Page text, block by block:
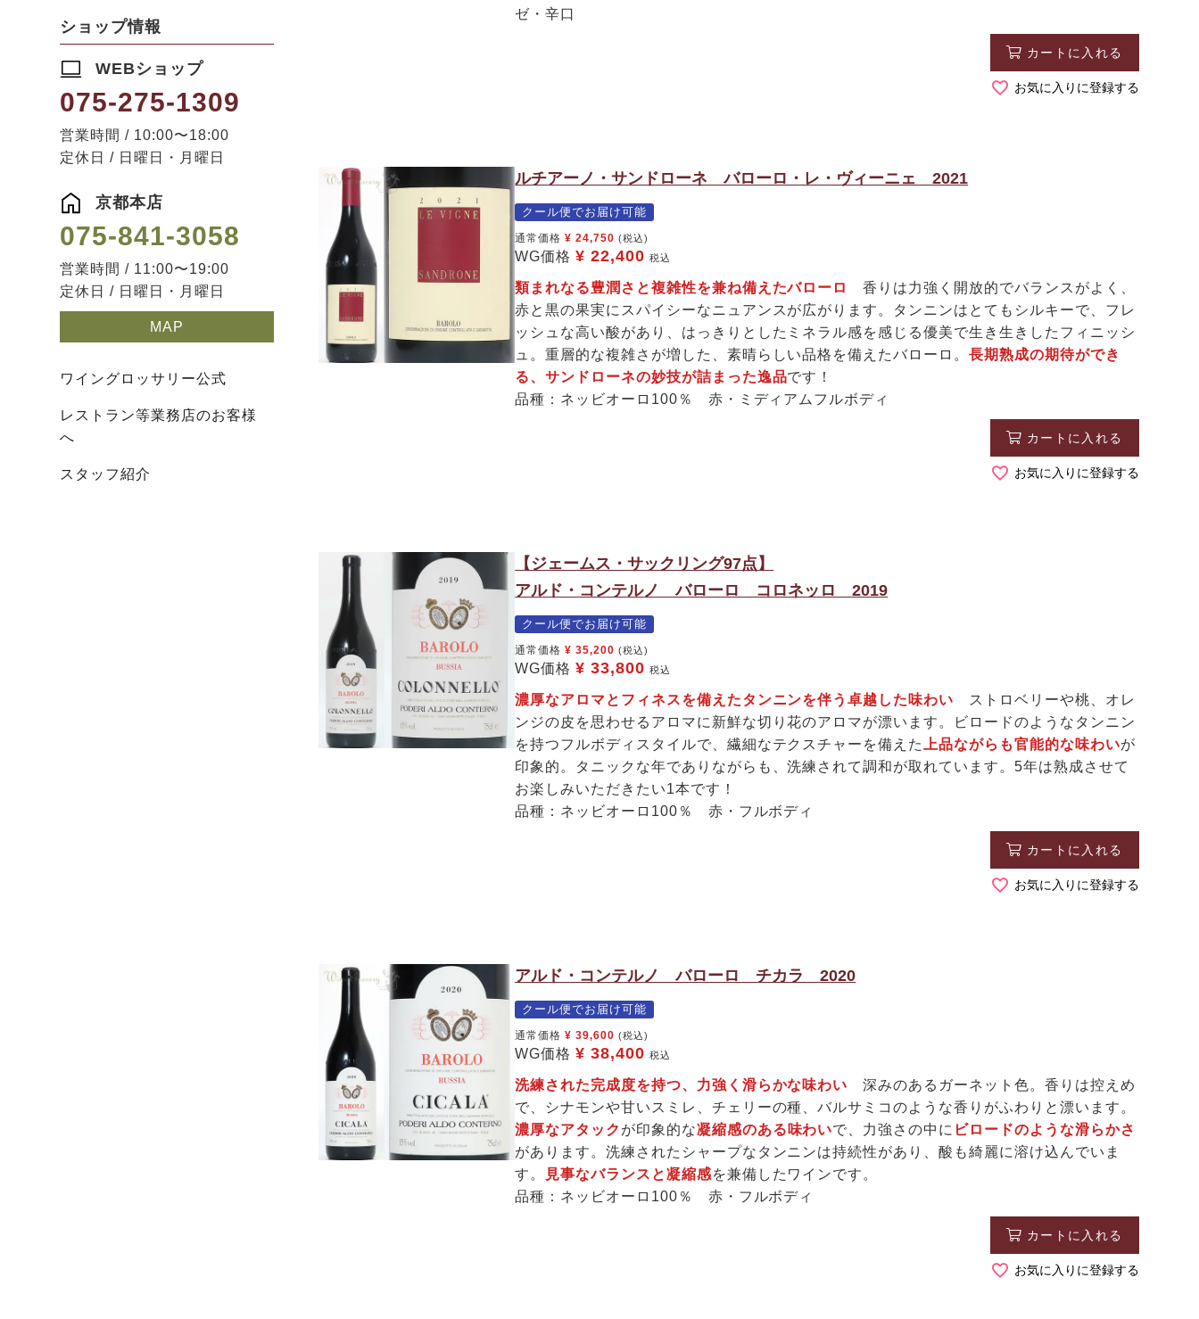
ショップ情報
WEBショップ
075-275-1309
営業時間 / 10:00〜18:00
定休日 / 日曜日・月曜日
京都本店
075-841-3058
営業時間 / 11:00〜19:00
定休日 / 日曜日・月曜日
MAP
ワイングロッサリー公式
レストラン等業務店のお客様
へ
スタッフ紹介
ゼ・辛口
カートに入れる
お気に入りに登録する
ルチアーノ・サンドローネ バローロ・レ・ヴィーニェ 2021
クール便でお届け可能
通常価格 ¥ 24,750 (税込)
WG価格 ¥ 22,400 税込
類まれなる豊潤さと複雑性を兼ね備えたバローロ香りは力強く開放的でバランスがよく、
赤と黒の果実にスパイシーなニュアンスが広がります。タンニンはとてもシルキーで、フレ
ッシュな高い酸があり、はっきりとしたミネラル感を感じる優美で生き生きしたフィニッシ
ュ。重層的な複雑さが増した、素晴らしい品格を備えたバローロ。長期熟成の期待ができ
る、サンドローネの妙技が詰まった逸品です！
品種：ネッビオーロ100％ 赤・ミディアムフルボディ
カートに入れる
お気に入りに登録する
【ジェームス・サックリング97点】
アルド・コンテルノ バローロ コロネッロ 2019
クール便でお届け可能
通常価格 ¥ 35,200 (税込)
WG価格 ¥ 33,800 税込
濃厚なアロマとフィネスを備えたタンニンを伴う卓越した味わい ストロベリーや桃、オレ
ンジの皮を思わせるアロマに新鮮な切り花のアロマが漂います。ビロードのようなタンニン
を持つフルボディスタイルで、繊細なテクスチャーを備えた
上品ながらも官能的な味わいが
印象的。タニックな年でありながらも、洗練されて調和が取れています。5年は熟成させて
お楽しみいただきたい1本です！
品種：ネッビオーロ100％ 赤・フルボディ
カートに入れる
お気に入りに登録する
アルド・コンテルノ バローロ チカラ 2020
クール便でお届け可能
通常価格 ¥ 39,600 (税込)
WG価格 ¥ 38,400 税込
洗練された完成度を持つ、力強く滑らかな味わい 深みのあるガーネット色。香りは控えめ
で、シナモンや甘いスミレ、チェリーの種、バルサミコのような香りがふわりと漂います。
濃厚なアタック が印象的な凝縮感のある味わいで、力強さの中に ビロードのような滑らかさ
があります。洗練されたシャープなタンニンは持続性があり、酸も綺麗に溶け込んでいま
す。
見事なバランスと凝縮感を兼備したワインです。
品種：ネッビオーロ100％ 赤・フルボディ
カートに入れる
お気に入りに登録する